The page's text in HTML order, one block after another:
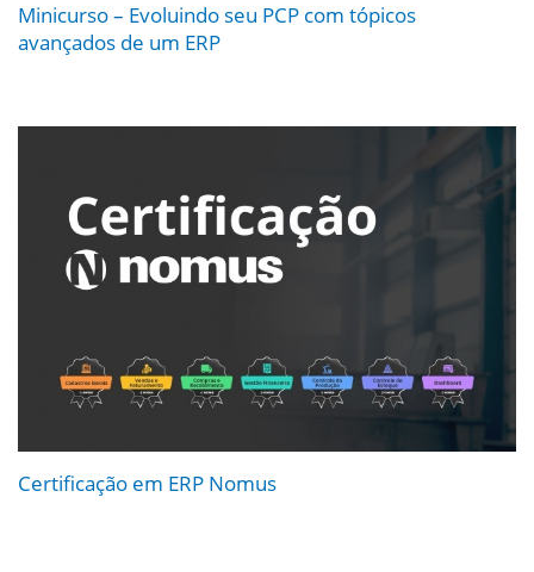
Minicurso – Evoluindo seu PCP com tópicos
avançados de um ERP
Certificação em ERP Nomus